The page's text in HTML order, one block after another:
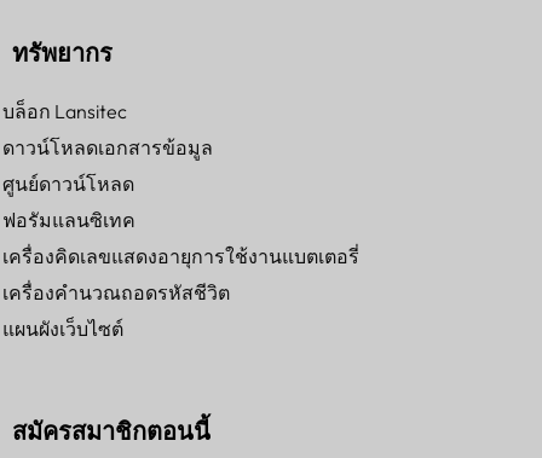
ทรัพยากร
บล็อก Lansitec
ดาวน์โหลดเอกสารข้อมูล
ศูนย์ดาวน์โหลด
ฟอรัมแลนซิเทค
เครื่องคิดเลขแสดงอายุการใช้งานแบตเตอรี่
เครื่องคำนวณถอดรหัสชีวิต
แผนผังเว็บไซต์
สมัครสมาชิกตอนนี้